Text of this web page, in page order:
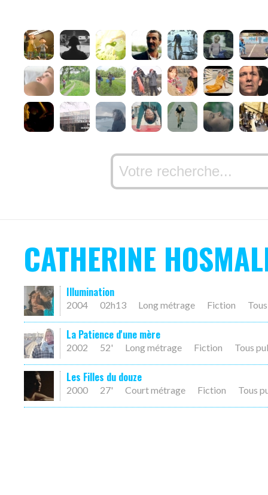
CATHERINE
Illumination
2004 02h13 Long métrage Fiction
La Patience d'une mère
2002 52' Long métrage Fiction Tous
Les Filles du douze
2000 27' Court métrage Fiction Tous